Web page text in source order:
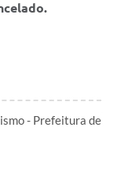
- Prefeitura de